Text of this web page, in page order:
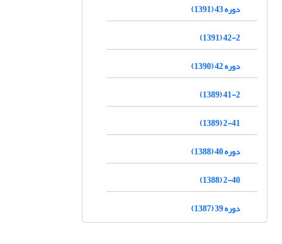
دوره 43 (1391)
42-2 (1391)
دوره 42 (1390)
41-2 (1389)
2-41 (1389)
دوره 40 (1388)
2-40 (1388)
دوره 39 (1387)